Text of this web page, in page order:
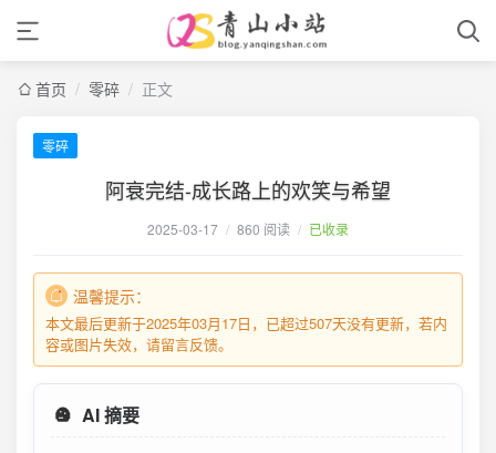
首页 / 零碎 / 正文
零碎
阿衰完结-成长路上的欢笑与希望
2025-03-17 / 860 阅读 / 已收录
温馨提示：
本文最后更新于2025年03月17日，已超过507天没有更新，若内
容或图片失效，请留言反馈。
AI 摘要